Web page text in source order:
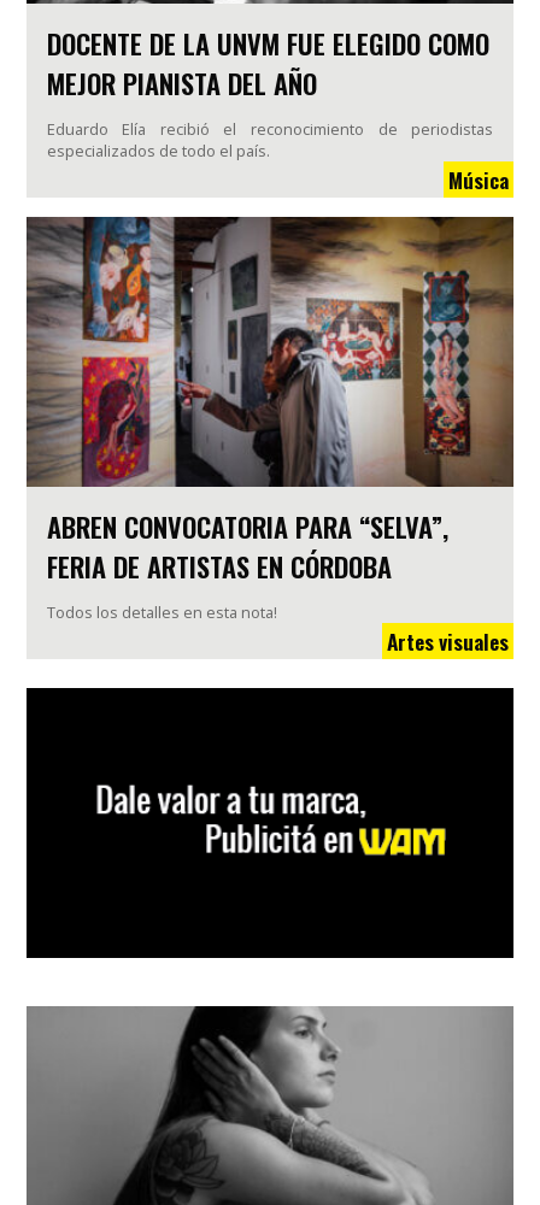
DOCENTE DE LA UNVM FUE ELEGIDO COMO
MEJOR PIANISTA DEL AÑO
Eduardo Elía recibió el reconocimiento de periodistas
especializados de todo el país.
Música
ABREN CONVOCATORIA PARA “SELVA”,
FERIA DE ARTISTAS EN CÓRDOBA
Todos los detalles en esta nota!
Artes visuales